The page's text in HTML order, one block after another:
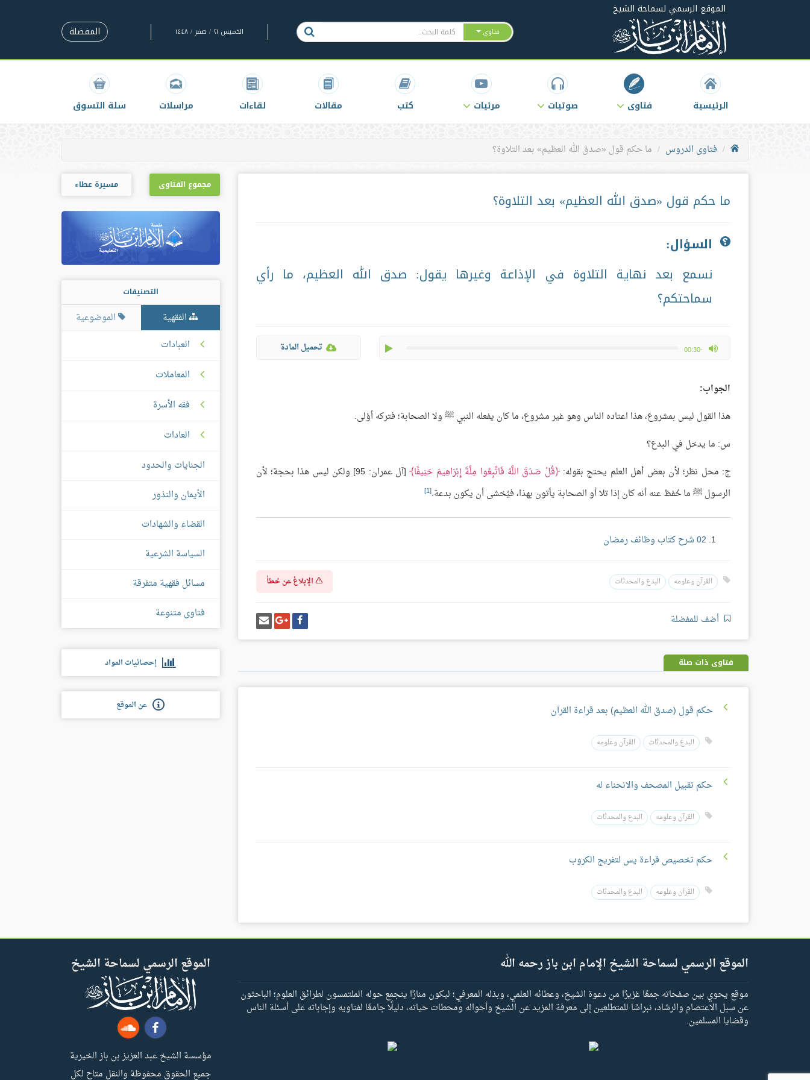
الموقع الرسمي لسماحة الشيخ
فتاوى الخميس ٢١ / صفر / ١٤٤٨ المفضلة
الرئيسية فتاوى صوتيات مرئيات كتب مقالات لقاءات مراسلات سلة التسوق
فتاوى الدروس ما حكم قول «صدق الله العظيم» بعد التلاوة؟
ما حكم قول «صدق الله العظيم» بعد التلاوة؟
السؤال:
نسمع بعد نهاية التلاوة في الإذاعة وغيرها يقول: صدق الله العظيم، ما رأي
سماحتكم؟
-00:30
max volume تحميل المادة
الجواب:
هذا القول ليس بمشروع، هذا اعتاده الناس وهو غير مشروع، ما كان يفعله النبي ﷺ ولا الصحابة؛ فتركه أوْلى.
س: ما يدخل في البدع؟
ج: محل نظر؛ لأن بعض أهل العلم يحتج بقوله: قُلْ صَدَقَ اللَّهُ فَاتَّبِعُوا مِلَّةَ إِبْرَاهِيمَ حَنِيفًا
[آل عمران: 95] ولكن ليس هذا بحجة؛ لأن
الرسول ﷺ ما حُفظ عنه أنه كان إذا تلا أو الصحابة يأتون بهذا، فيُخشى أن يكون بدعة.[1]
02 شرح كتاب وظائف رمضان
القرآن وعلومه البدع والمحدثات الإبلاغ عن خطأ
أضف للمفضلة شارك
على
فيسبوك
شارك
على
غوغل
بلس
إرسل
إيميل
فتاوى ذات صلة
حكم قول (صدق الله العظيم) بعد قراءة القرآن
البدع والمحدثات القرآن وعلومه
حكم تقبيل المصحف والانحناء له
القرآن وعلومه البدع والمحدثات
حكم تخصيص قراءة يس لتفريج الكروب
القرآن وعلومه البدع والمحدثات
مجموع الفتاوى مسيرة عطاء
التصنيفات
الفقهية
الموضوعية
العبادات
المعاملات
فقه الأسرة
العادات
الجنايات والحدود
الأيمان والنذور
القضاء والشهادات
السياسة الشرعية
مسائل فقهية متفرقة
فتاوى متنوعة
إحصائيات المواد
عن الموقع
الموقع الرسمي لسماحة الشيخ الإمام ابن باز رحمه الله
موقع يحوي بين صفحاته جمعًا غزيرًا من دعوة الشيخ، وعطائه العلمي، وبذله المعرفي؛ ليكون منارًا يتجمع حوله الملتمسون لطرائق العلوم؛ الباحثون
عن سبل الاعتصام والرشاد، نبراسًا للمتطلعين إلى معرفة المزيد عن الشيخ وأحواله ومحطات حياته، دليلًا جامعًا لفتاويه وإجاباته على أسئلة الناس
وقضايا المسلمين.
الموقع الرسمي لسماحة الشيخ
مؤسسة الشيخ عبد العزيز بن باز الخيرية
جميع الحقوق محفوظة والنقل متاح لكل